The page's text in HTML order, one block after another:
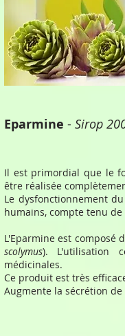
Eparmine - Sirop
Il est primordial que le
être réalisée
Le dysfonctionnement
humains, compte tenu
L'Eparmine est composé
scolymus). L'utilisation
médicinales.
Ce produit est très
Augmente la sécrétion